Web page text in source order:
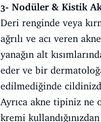
3- Nodüler & Kistik
Deri renginde veya
ağrılı ve acı veren
yanağın alt
eder ve bir
edilmediğinde
Ayrıca akne tipiniz ne
kremi